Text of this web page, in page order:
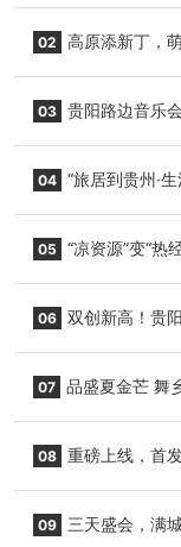
02 高原添新丁，
03 贵阳路边音乐
04 “旅居到贵州·
05 “凉资源”变“热
06 双创新高！贵
07 品盛夏金芒 舞
08 重磅上线，首
09 三天盛会，满